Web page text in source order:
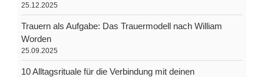
25.12.2025
Trauern als Aufgabe: Das Trauermodell nach William
Worden
25.09.2025
10 Alltagsrituale für die Verbindung mit deinen